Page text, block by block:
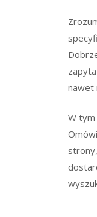
nawet
W